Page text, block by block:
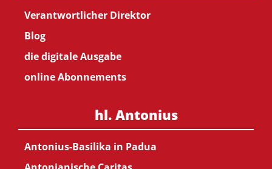
Verantwortlicher Direktor
Blog
die digitale Ausgabe
online Abonnements
hl. Antonius
Antonius-Basilika in Padua